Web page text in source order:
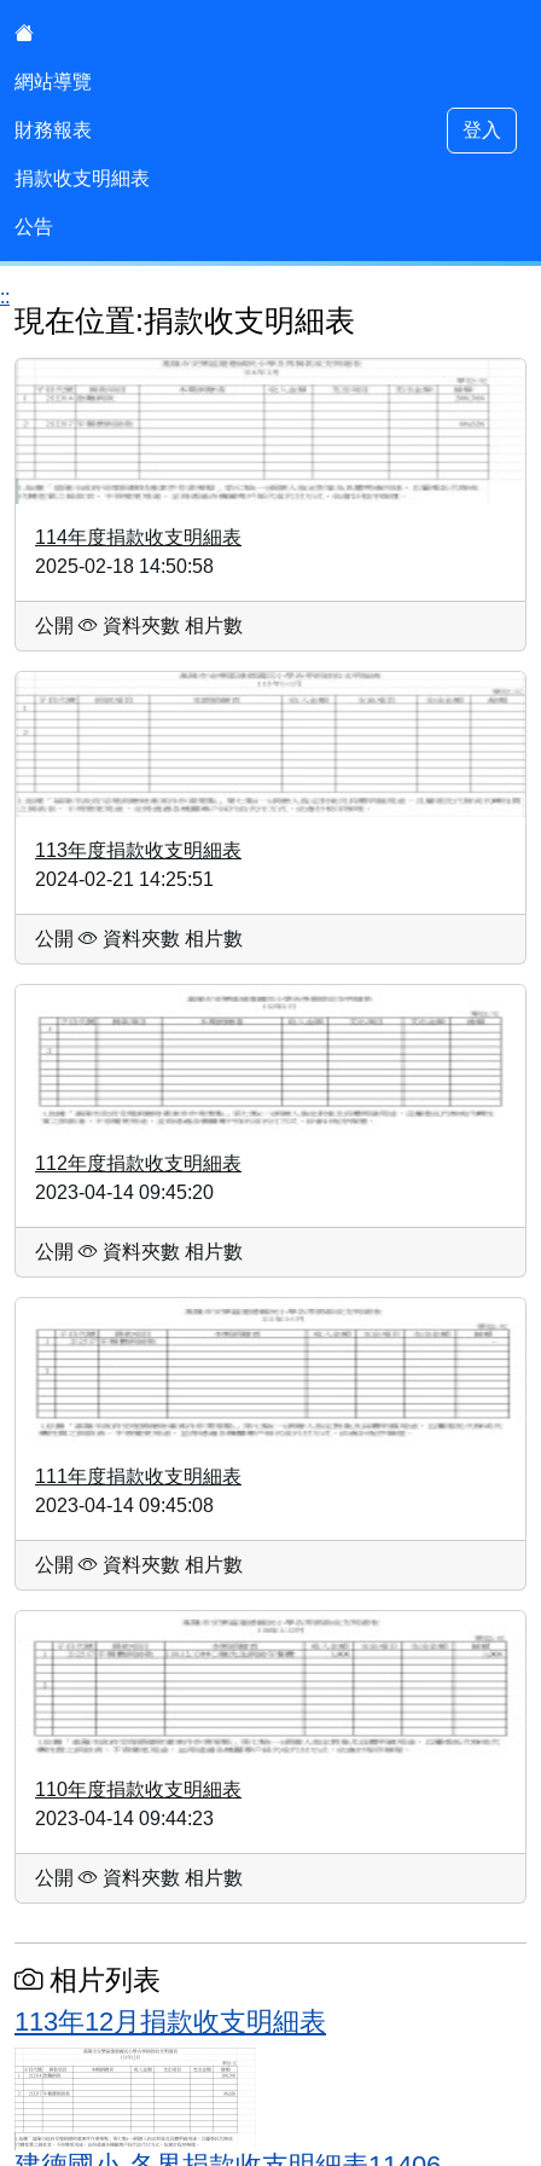
網站導覽
財務報表
捐款收支明細表
公告
登入
現在位置:捐款收支明細表
114年度捐款收支明細表
2025-02-18 14:50:58
公開 資料夾數 相片數
113年度捐款收支明細表
2024-02-21 14:25:51
公開 資料夾數 相片數
112年度捐款收支明細表
2023-04-14 09:45:20
公開 資料夾數 相片數
111年度捐款收支明細表
2023-04-14 09:45:08
公開 資料夾數 相片數
110年度捐款收支明細表
2023-04-14 09:44:23
公開 資料夾數 相片數
相片列表
113年12月捐款收支明細表